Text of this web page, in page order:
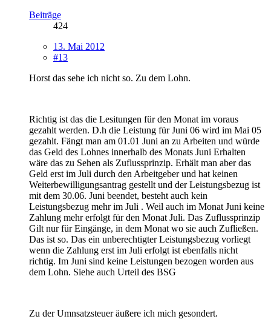
Beiträge
424
13. Mai 2012
#13
Horst das sehe ich nicht so. Zu dem Lohn.
Richtig ist das die Lesitungen für den Monat im voraus
gezahlt werden. D.h die Leistung für Juni 06 wird im Mai 05
gezahlt. Fängt man am 01.01 Juni an zu Arbeiten und würde
das Geld des Lohnes innerhalb des Monats Juni Erhalten
wäre das zu Sehen als Zuflussprinzip. Erhält man aber das
Geld erst im Juli durch den Arbeitgeber und hat keinen
Weiterbewilligungsantrag gestellt und der Leistungsbezug ist
mit dem 30.06. Juni beendet, besteht auch kein
Leistungsbezug mehr im Juli . Weil auch im Monat Juni keine
Zahlung mehr erfolgt für den Monat Juli. Das Zuflussprinzip
Gilt nur für Eingänge, in dem Monat wo sie auch Zufließen.
Das ist so. Das ein unberechtigter Leistungsbezug vorliegt
wenn die Zahlung erst im Juli erfolgt ist ebenfalls nicht
richtig. Im Juni sind keine Leistungen bezogen worden aus
dem Lohn. Siehe auch Urteil des BSG
Zu der Umnsatzsteuer äußere ich mich gesondert.